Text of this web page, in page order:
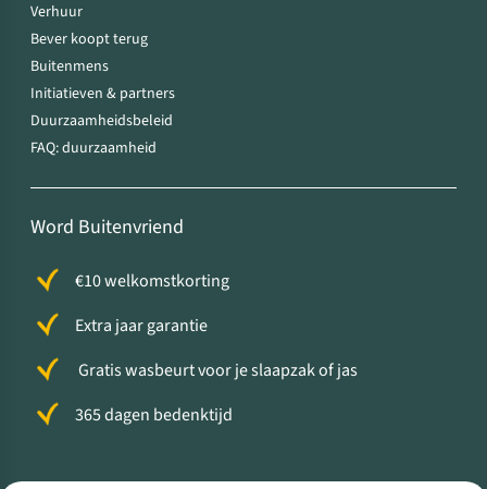
Verhuur
Bever koopt terug
Buitenmens
Initiatieven & partners
Duurzaamheidsbeleid
FAQ: duurzaamheid
Word Buitenvriend
€10 welkomstkorting
Extra jaar garantie
Gratis wasbeurt voor je slaapzak of jas
365 dagen bedenktijd